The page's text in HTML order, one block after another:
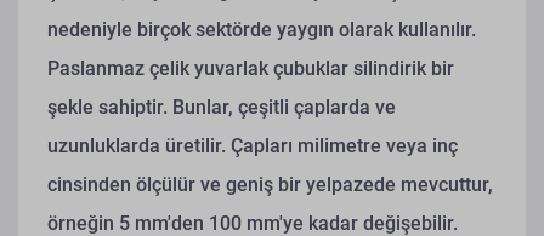
nedeniyle birçok sektörde yaygın olarak kullanılır.
Paslanmaz çelik yuvarlak çubuklar silindirik bir
şekle sahiptir. Bunlar, çeşitli çaplarda ve
uzunluklarda üretilir. Çapları milimetre veya inç
cinsinden ölçülür ve geniş bir yelpazede mevcuttur,
örneğin 5 mm'den 100 mm'ye kadar değişebilir.